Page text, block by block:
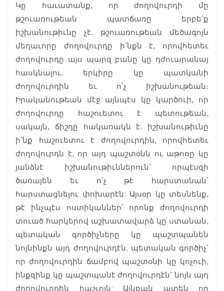
Կը հաւատանք, որ ժողովուրդի մը
թշուառութեան պատճառը երբե՛ք
իշխանութիւնը չէ. թշուառութեան մեծագոյն
մեղաւորը ժողովուրդը ի՛նքն է, որովհետեւ
ժողովուրդը այս պարզ բանը կը դժուարանայ
հասկնալու. երկիրը կը պատկանի
ժողովուրդին եւ ո՛չ իշխանութեան։
Իրականութեան մէջ այնպէս կը կարծուի, որ
ժողովուրդը հաշուետու է պետութեան,
սակայն, ճիշդը հակառակն է. իշխանութիւնը
ի՛նք հաշուետու է ժողովուրդին, որովհետեւ
ժողովուրդն է, որ այդ պաշտօնն ու աթոռը կը
յանձնէ իշխանութիւններուն՝ որպէսզի
ծառայեն եւ ո՛չ թէ հարստանան՝
հարստացնելու փոխարէն: Այսօր կը տեսնենք,
թէ ինչպէս ոստիկաններ՝ որոնք ժողովուրդի
տուած հարկերով աշխատավարձ կը ստանան,
պետական գործիչները կը պաշտպանեն
նոյնինքն այդ ժողովուրդէն. պետական գործիչ՝
որ ժողովուրդին ճամբով պաշտօնի կը կոչուի,
ինքզինք կը պաշտպանէ ժողովուրդէն՝ նոյն այդ
ժողովուրդին հաշւոյն: Այնքան ատեն որ